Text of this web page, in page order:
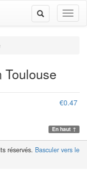
Toggle
navigation
Toulouse
€0.47
En haut ↑
réservés. Basculer vers le